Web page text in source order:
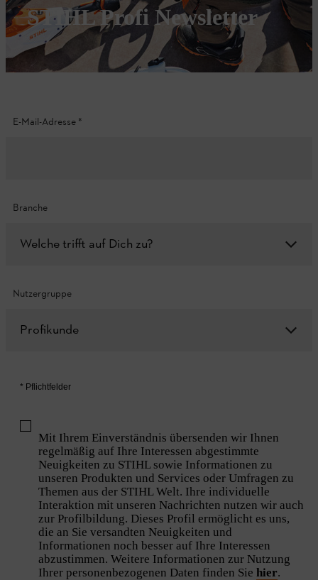
STIHL Profi Newsletter
E-Mail-Adresse *
Branche
Welche trifft auf Dich zu?
Nutzergruppe
Profikunde
* Pflichtfelder
Mit Ihrem Einverständnis übersenden wir Ihnen
regelmäßig auf Ihre Interessen abgestimmte
Neuigkeiten zu STIHL sowie Informationen zu
unseren Produkten und Services oder Umfragen zu
Themen aus der STIHL Welt. Ihre individuelle
Interaktion mit unseren Nachrichten nutzen wir auch
zur Profilbildung. Dieses Profil ermöglicht es uns,
die an Sie versandten Neuigkeiten und
Informationen noch besser auf Ihre Interessen
abzustimmen. Weitere Informationen zur Nutzung
Ihrer personenbezogenen Daten finden Sie hier.